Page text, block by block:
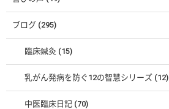
ブログ (295)
臨床鍼灸 (15)
乳がん発病を防ぐ12の智慧シリーズ (12)
中医臨床日記 (70)